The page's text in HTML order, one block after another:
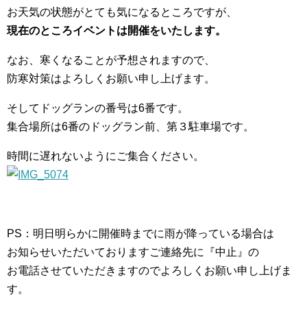
お天気の状態がとても気になるところですが、
現在のところイベントは開催をいたします。
なお、寒くなることが予想されますので、
防寒対策はよろしくお願い申し上げます。
そしてドッグランの番号は6番です。
集合場所は6番のドッグラン前、第３駐車場です。
時間に遅れないようにご集合ください。
PS：明日明らかに開催時までに雨が降っている場合は
お知らせいただいておりますご連絡先に『中止』の
お電話させていただきますのでよろしくお願い申し上げま
す。